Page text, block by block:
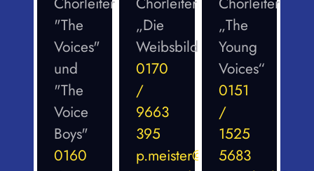
"The
Voices"
und
"The
Voice
Boys"
0160
„Die
Weibsbilder“
0170
/
9663
395
p.meister@voices-
„The
Young
Voices“
0151
/
1525
5683